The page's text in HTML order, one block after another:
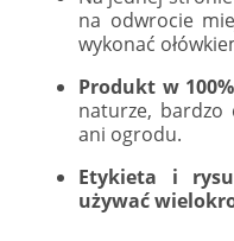
na odwrocie
wykonać
Produkt w
naturze, bardzo
ani ogrodu.
Etykieta i
używać